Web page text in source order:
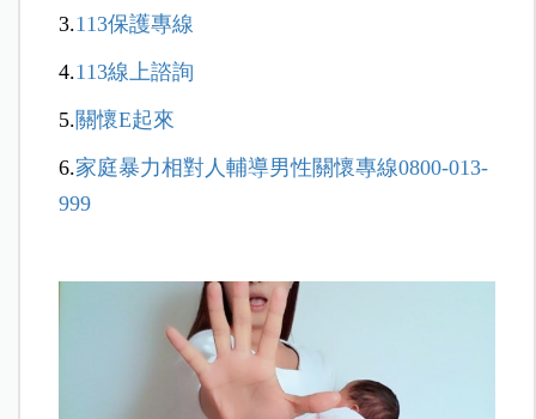
3.113保護專線
4.113線上諮詢
5.關懷E起來
6.家庭暴力相對人輔導男性關懷專線0800-013-
999